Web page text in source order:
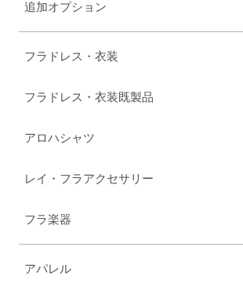
追加オプション
フラドレス・衣装
フラドレス・衣装既製品
アロハシャツ
レイ・フラアクセサリー
フラ楽器
アパレル